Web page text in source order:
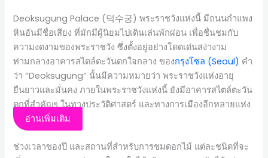
Deoksugung Palace (덕수궁) พระราชวังแห่งนี้ มีถนนกำแพง
หินอันมีชื่อเสียง ที่มักมีผู้นิยมไปเดินเล่นพักผ่อน เพื่อชื่นชมกับ
ความงดงามของพระราชวัง ซึ่งตั้งอยู่อย่างโดดเด่นสง่างาม
ท่ามกลางอาคารสไตล์ตะวันตกใจกลาง ของกรุงโซล (Seoul) คำ
ว่า “Deoksugung” นั้นมีความหมายว่า พระราชวังแห่งอายุ
ยืนยาวและมั่นคง ภายในพระราชวังแห่งนี้ ยังมีอาคารสไตล์ตะวัน
ตกที่สำคัญๆ ในทางประวัติศาสตร์ และทางการเมืองอีกหลายแห่ง
อ่านเพิ่มเติม
ช่วงเวลาของปี และสถานที่สำหรับการชมดอกไม้ แต่ละชนิดที่จะ